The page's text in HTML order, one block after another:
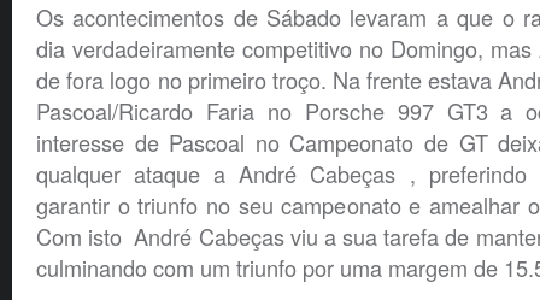
Os acontecimentos de Sábado levaram a que o
dia verdadeiramente competitivo no Domingo,
de fora logo no primeiro troço. Na frente estava
Pascoal/Ricardo Faria no Porsche 997 GT3 a
interesse de Pascoal no Campeonato de GT
qualquer ataque a André Cabeças ,
garantir o triunfo no seu campeonato e amealhar
Com isto André Cabeças viu a sua tarefa de
culminando com um triunfo por uma margem de